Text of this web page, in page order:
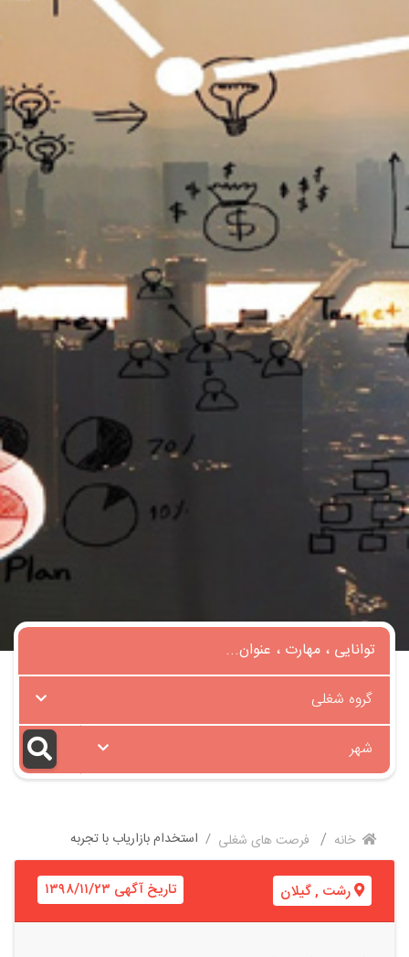
گروه شغلی
شهر
خانه فرصت های شغلی استخدام بازاریاب با تجربه
رشت ,گیلان تاریخ آگهی ۱۳۹۸/۱۱/۲۳